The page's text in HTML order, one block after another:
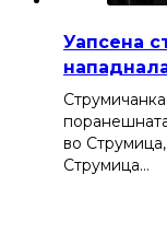
Уапсена
во
Струмица…